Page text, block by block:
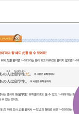
막 고비가 되는 표현들
たら · ～なら]
기 정답